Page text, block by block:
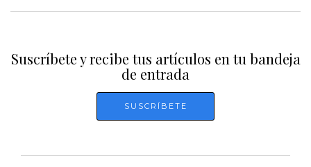
Suscríbete y recibe tus artículos en tu bandeja
de entrada